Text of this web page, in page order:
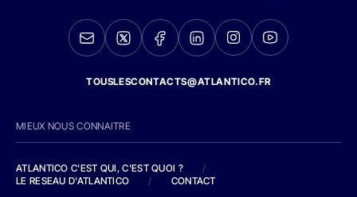
TOUSLESCONTACTS@ATLANTICO.FR
MIEUX NOUS CONNAITRE
ATLANTICO C'EST QUI, C'EST QUOI ?
/
LE RESEAU D'ATLANTICO
/ CONTACT